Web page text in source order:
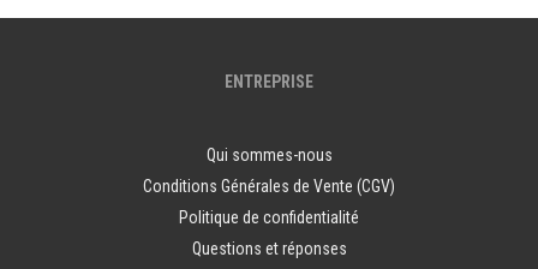
ENTREPRISE
Qui sommes-nous
Conditions Générales de Vente (CGV)
Politique de confidentialité
Questions et réponses